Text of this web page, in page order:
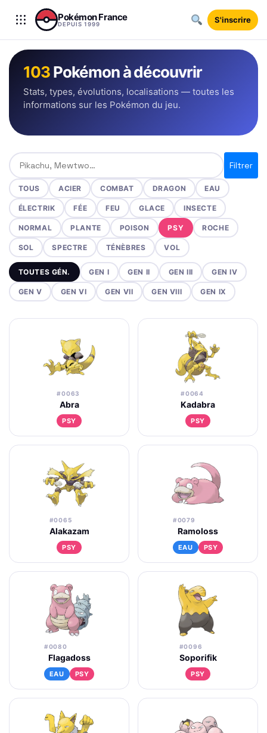
Aller au contenu
Pokémon France
DEPUIS 1999 S'inscrire
103Pokémon à découvrir
Stats, types, évolutions, localisations — toutes les
informations sur les Pokémon du jeu.
Rechercher un Pokémon
Filtrer
TOUS ACIER COMBAT DRAGON EAU
ÉLECTRIK FÉE FEU GLACE INSECTE
NORMAL PLANTE POISON PSY ROCHE
SOL SPECTRE TÉNÈBRES VOL
TOUTES GÉN. GEN I GEN II GEN III GEN IV
GEN V GEN VI GEN VII GEN VIII GEN IX
#0063
Abra
PSY
#0064
Kadabra
PSY
#0065
Alakazam
PSY
#0079
Ramoloss
EAU PSY
#0080
Flagadoss
EAU PSY
#0096
Soporifik
PSY